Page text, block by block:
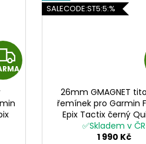
Z
D
A
SALECODE:ST5:5:%
26mm GMAGNET
řemínek pro Garmin
Epix Tactix černý
✅Skladem v ČR
1 990 Kč